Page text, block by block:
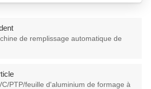
de remplissage automatique de
PTP/feuille d'aluminium de formage à